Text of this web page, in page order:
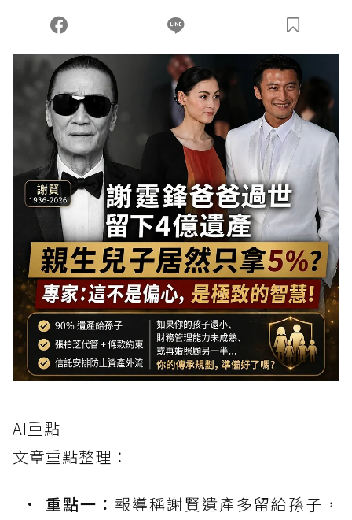
AI重點
文章重點整理：
重點一： 報導稱謝賢遺產多留給孫子，